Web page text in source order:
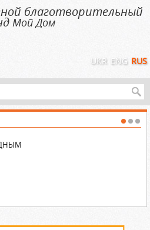
благотворительный
Мой Дом
UKR ENG RUS